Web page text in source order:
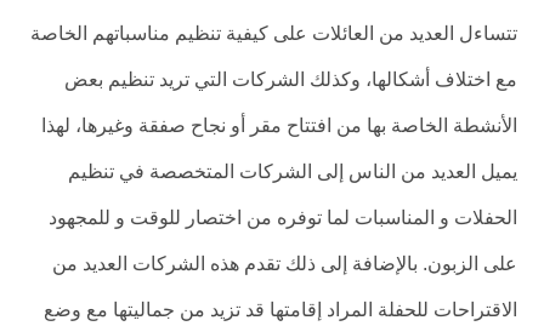
تتساءل العديد من العائلات على كيفية تنظيم مناسباتهم الخاصة
مع اختلاف أشكالها، وكذلك الشركات التي تريد تنظيم بعض
الأنشطة الخاصة بها من افتتاح مقر أو نجاح صفقة وغيرها، لهذا
يميل العديد من الناس إلى الشركات المتخصصة في تنظيم
الحفلات و المناسبات لما توفره من اختصار للوقت و للمجهود
على الزبون. بالإضافة إلى ذلك تقدم هذه الشركات العديد من
الاقتراحات للحفلة المراد إقامتها قد تزيد من جماليتها مع وضع